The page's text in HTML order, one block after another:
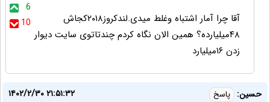
6
10
آقا چرا آمار اشتباه وغلط میدی.لندکروز۲۰۱۸کجاش
۴۸میلیارده؟ همین الان نگاه کردم چندتاتوی سایت دیوار
زدن ۱۶میلیارد
حسین: پاسخ
۱۴۰۲/۲/۳۰ ۲۱:۵۱:۳۲